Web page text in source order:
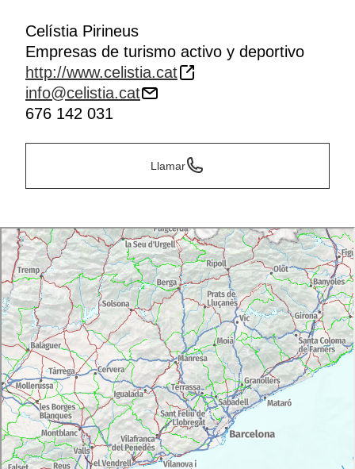
Celístia Pirineus
Empresas de turismo activo y deportivo
http://www.celistia.cat
info@celistia.cat
676 142 031
Llamar